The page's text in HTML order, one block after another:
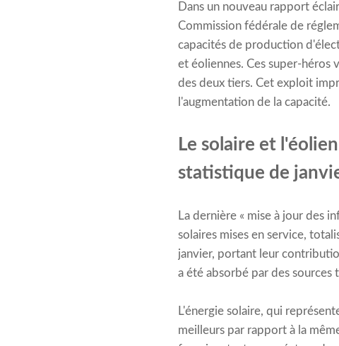
Dans un nouveau rapport
Commission fédérale de
capacités de production
et éoliennes. Ces super-héros
des deux tiers. Cet exploit
l'augmentation de la capacité.
Le solaire et
statistique de
La dernière « mise à jour des
solaires mises en service,
janvier, portant leur
a été absorbé par des
L'énergie solaire, qui
meilleurs par rapport à la